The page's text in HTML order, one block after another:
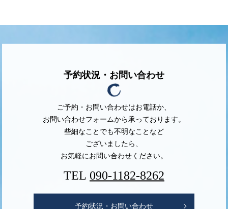
予約状況・お問い合わせ
ご予約・お問い合わせはお電話か、
お問い合わせフォームから承っております。
些細なことでも不明なことなど
ございましたら、
お気軽にお問い合わせください。
TEL 090-1182-8262
予約状況・お問い合わせ